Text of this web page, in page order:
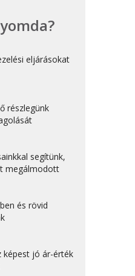
eljárásokat
részlegünk
segítünk,
megálmodott
és rövid
képest jó ár-érték